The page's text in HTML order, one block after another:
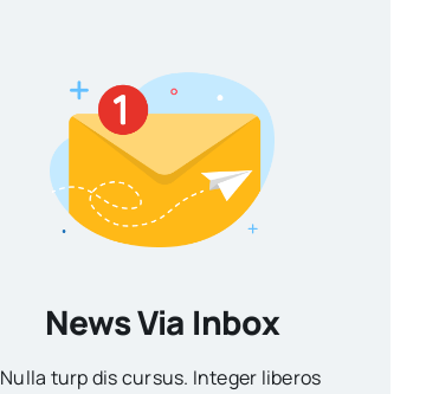
News Via Inbox
Nulla turp dis cursus. Integer liberos